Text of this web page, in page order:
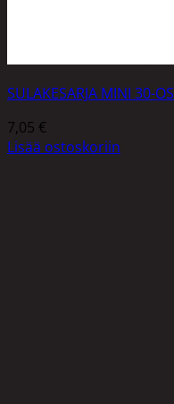
SULAKESARJA MINI 30-OS
7,05 €
Lisää ostoskoriin